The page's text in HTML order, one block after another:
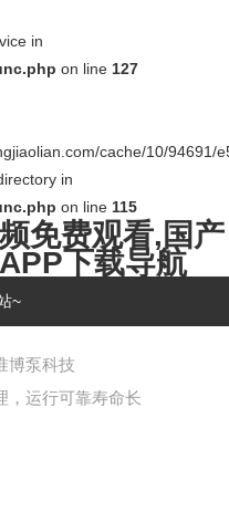
in
on line 127
cache/10/94691/
in
on line 115
免费观看,国产
下载导航
~
博泵科技
，运行可靠寿命长